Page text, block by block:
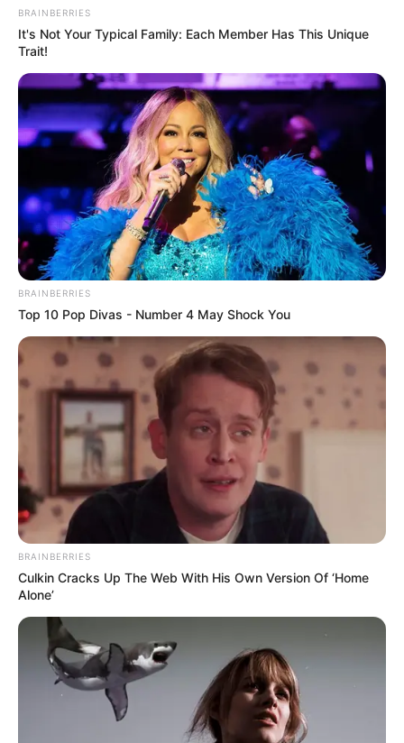
TULIS KOMENTAR
BRAINBERRIES
It's Not Your Typical Family: Each Member Has This Unique
Trait!
BRAINBERRIES
Top 10 Pop Divas - Number 4 May Shock You
BRAINBERRIES
Culkin Cracks Up The Web With His Own Version Of ‘Home
Alone’